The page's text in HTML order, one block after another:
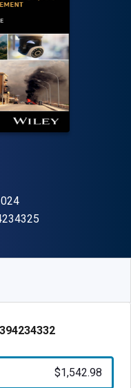
$1,542.98